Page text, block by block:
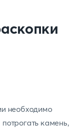
необходимо
потрогать камень,